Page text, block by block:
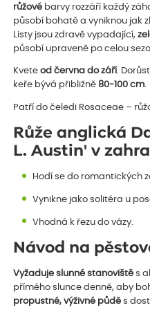
růžové barvy rozzáří každý
působí bohatě a vyniknou jak
Listy jsou zdravě vypadající,
působí upraveně po celou
Kveteod června do září.
keře bývá přibližně80-100 cm.
Patří do čeledi Rosaceae –
Růže anglická
L. Austin' v
Hodí se do romantických
Vynikne jako solitéra u
Vhodná k řezu do vázy.
Návod na
Vyžaduje slunné stanoviště s
přímého slunce denně, aby
propustné, výživné půdě s